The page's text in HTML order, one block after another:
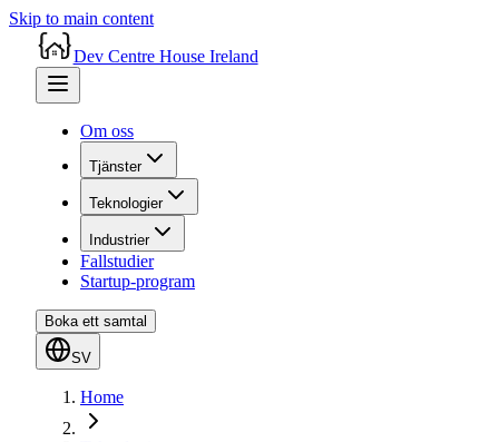
Skip to main content
Dev Centre House Ireland
Om oss
Tjänster
Teknologier
Industrier
Fallstudier
Startup-program
Boka ett samtal
SV
Home